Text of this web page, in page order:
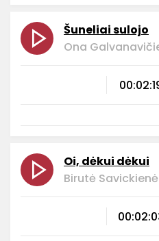
Šuneliai sulojo
Ona
Oi, dėkui dėkui
Birutė